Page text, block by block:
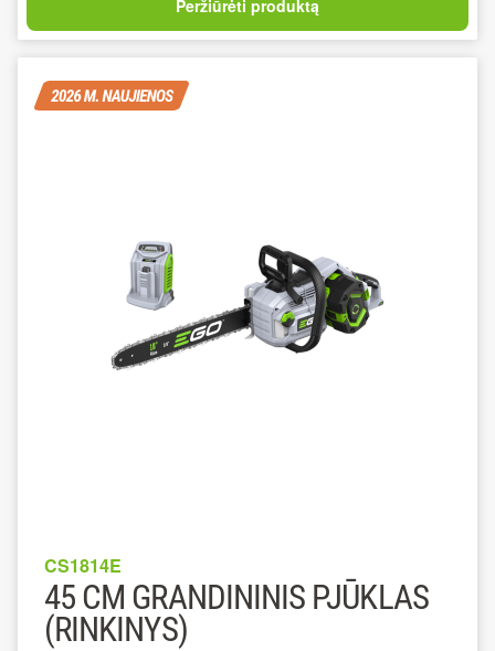
Peržiūrėti produktą
CS1814E
45 CM GRANDININIS PJŪKLAS
(RINKINYS)